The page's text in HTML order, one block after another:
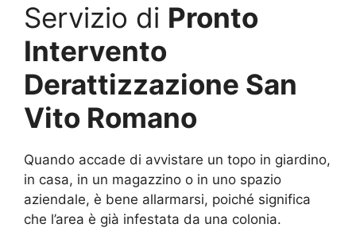
Servizio di Pronto
Intervento
Derattizzazione San
Vito Romano
Quando accade di avvistare un topo in giardino,
in casa, in un magazzino o in uno spazio
aziendale, è bene allarmarsi, poiché significa
che l’area è già infestata da una colonia.